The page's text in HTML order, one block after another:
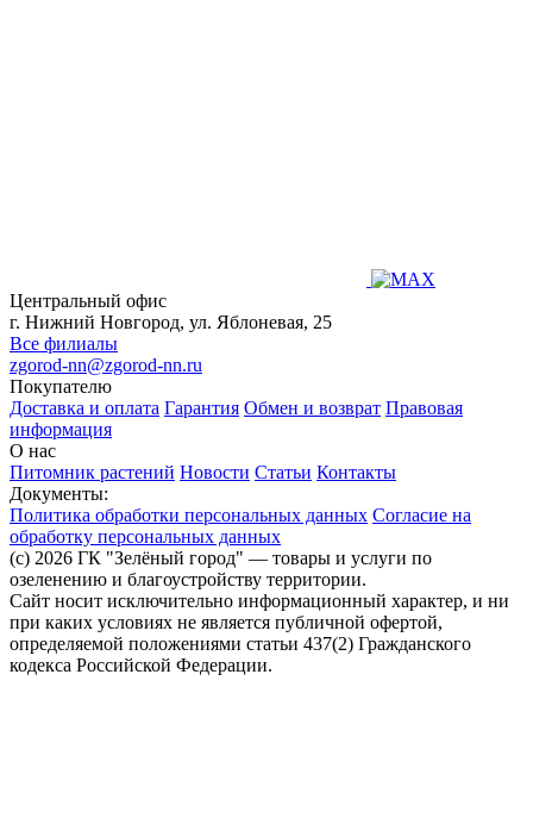
Центральный офис
г. Нижний Новгород, ул. Яблоневая, 25
Все филиалы
zgorod-nn@zgorod-nn.ru
Покупателю
Доставка и оплата Гарантия Обмен и возврат Правовая
информация
О нас
Питомник растений Новости Статьи Контакты
Документы:
Политика обработки персональных данных Согласие на
обработку персональных данных
(c) 2026 ГК "Зелёный город" — товары и услуги по
озеленению и благоустройству территории.
Сайт носит исключительно информационный характер, и ни
при каких условиях не является публичной офертой,
определяемой положениями статьи 437(2) Гражданского
кодекса Российской Федерации.